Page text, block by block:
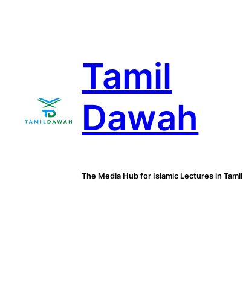
Tamil
Dawah
The Media Hub for Islamic Lectures in Tamil